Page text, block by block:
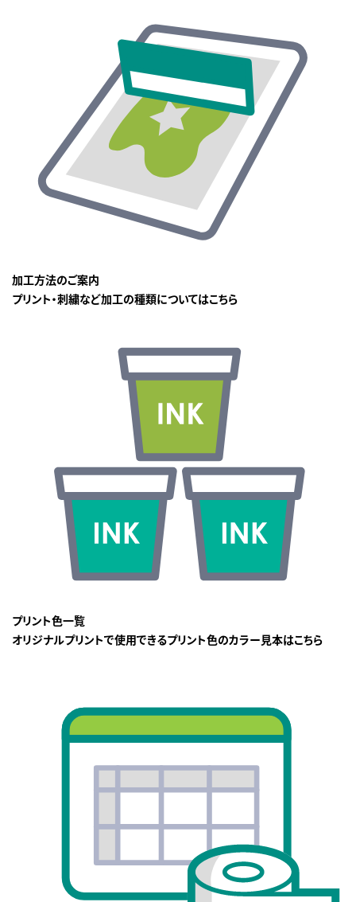
加工方法のご案内
プリント・刺繍など加工の種類についてはこちら
プリント色一覧
オリジナルプリントで使用できるプリント色のカラー見本はこちら